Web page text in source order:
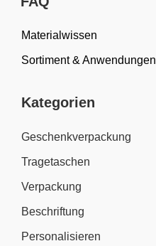
Materialwissen
Sortiment & Anwendungen
Kategorien
Geschenkverpackung
Tragetaschen
Verpackung
Beschriftung
Personalisieren